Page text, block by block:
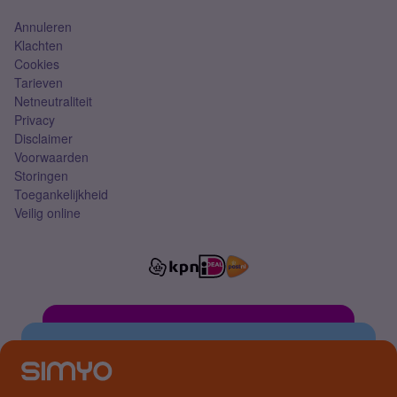
Annuleren
Klachten
Cookies
Tarieven
Netneutraliteit
Privacy
Disclaimer
Voorwaarden
Storingen
Toegankelijkheid
Veilig online